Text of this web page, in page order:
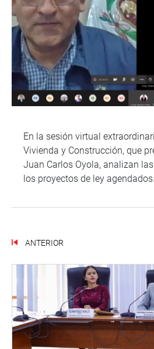
En la sesión virtual
Vivienda y Construcción, que
Juan Carlos Oyola, analizan
los proyectos de ley agendados.
ANTERIOR